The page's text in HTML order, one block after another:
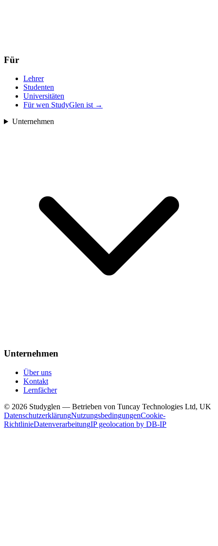
Für
Lehrer
Studenten
Universitäten
Für wen StudyGlen ist →
Unternehmen
Unternehmen
Über uns
Kontakt
Lernfächer
© 2026 Studyglen — Betrieben von Tuncay Technologies Ltd, UK
DatenschutzerklärungNutzungsbedingungenCookie-
RichtlinieDatenverarbeitungIP geolocation by DB-IP